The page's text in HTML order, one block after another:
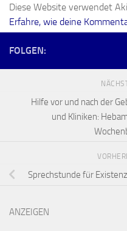
Diese Website verwendet
Erfahre, wie deine
FOLGEN:
Hilfe vor und nach der
und Kliniken:
Sprechstunde für
ANZEIGEN